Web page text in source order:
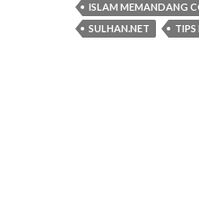
ISLAM MEMANDANG
SULHAN.NET